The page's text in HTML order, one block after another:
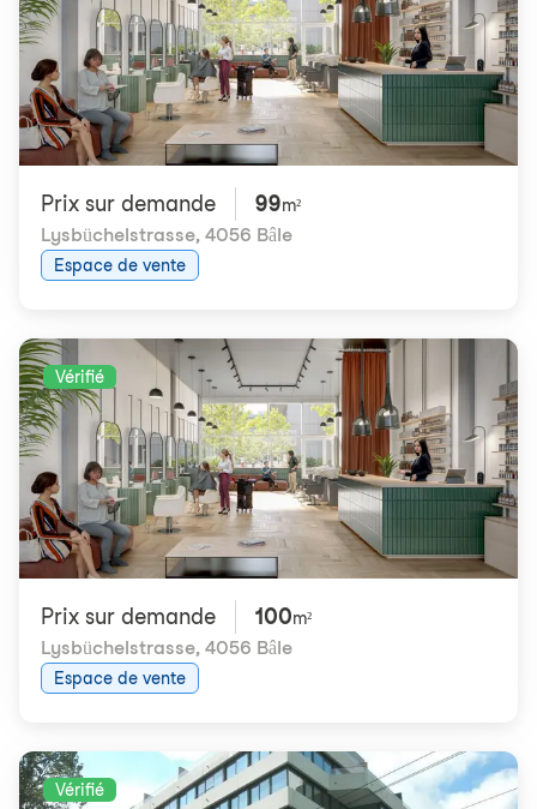
Prix ​​sur demande 99m²
Lysbüchelstrasse, 4056 Bâle
Espace de vente
Vérifié
Prix ​​sur demande 100m²
Lysbüchelstrasse, 4056 Bâle
Espace de vente
Vérifié